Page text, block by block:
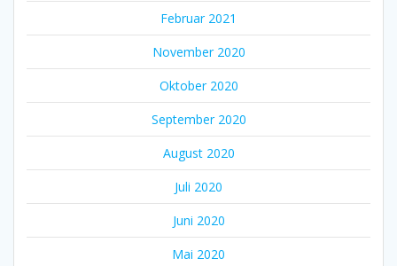
Februar 2021
November 2020
Oktober 2020
September 2020
August 2020
Juli 2020
Juni 2020
Mai 2020